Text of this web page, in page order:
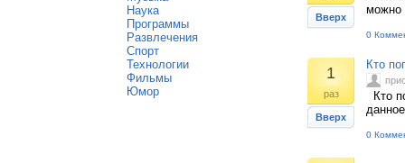
Наука
Программы
Развлечения
Спорт
Технологии
Фильмы
Юмор
Вверх
можно
0
1
раз
Вверх
Кто
Кто
0